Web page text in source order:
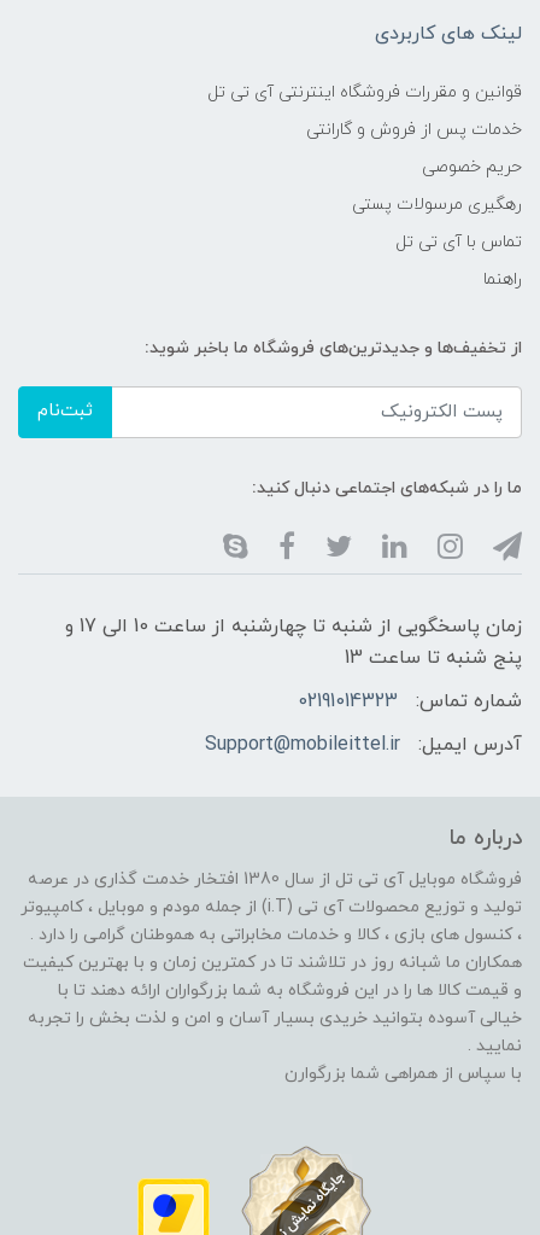
لینک های کاربردی
قوانین و مقررات فروشگاه اینترنتی آی تی تل
خدمات پس از فروش و گارانتی
حریم خصوصی
رهگیری مرسولات پستی
تماس با آی تی تل
راهنما
از تخفیف‌ها و جدیدترین‌های فروشگاه ما باخبر شوید:
ثبت‌نام
ما را در شبکه‌های اجتماعی دنبال کنید:
زمان پاسخگویی از شنبه تا چهارشنبه از ساعت 10 الی 17 و
پنج شنبه تا ساعت 13
شماره تماس:
02191014323
آدرس ایمیل:
Support@mobileittel.ir
درباره ما
فروشگاه موبایل آی تی تل از سال 1380 افتخار خدمت گذاری در عرصه
تولید و توزیع محصولات آی تی (i.T) از جمله مودم و موبایل ، کامپیوتر
، کنسول های بازی ، کالا و خدمات مخابراتی به هموطنان گرامی را دارد .
همکاران ما شبانه روز در تلاشند تا در کمترین زمان و با بهترین کیفیت
و قیمت کالا ها را در این فروشگاه به شما بزرگواران ارائه دهند تا با
خیالی آسوده بتوانید خریدی بسیار آسان و امن و لذت بخش را تجربه
نمایید .
با سپاس از همراهی شما بزرگوارن